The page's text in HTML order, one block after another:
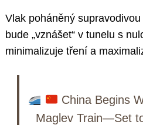
Vlak poháněný
bude „vznášet“ v tunelu s
minimalizuje tření a
China Begins
Maglev Train—Set